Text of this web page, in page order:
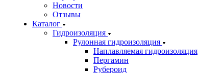
Новости
Отзывы
Каталог
Гидроизоляция
Рулонная гидроизоляция
Наплавляемая гидроизоляция
Пергамин
Рубероид